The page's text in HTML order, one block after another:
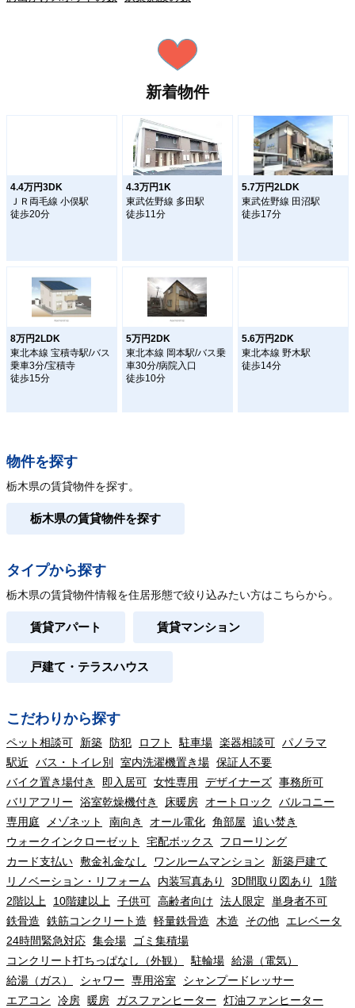
新着物件
4.4万円3DK
ＪＲ両毛線 小俣駅
徒歩20分
4.3万円1K
東武佐野線 多田駅
徒歩11分
5.7万円2LDK
東武佐野線 田沼駅
徒歩17分
8万円2LDK
東北本線 宝積寺駅/バス
乗車3分/宝積寺
徒歩15分
5万円2DK
東北本線 岡本駅/バス乗
車30分/病院入口
徒歩10分
5.6万円2DK
東北本線 野木駅
徒歩14分
物件を探す
栃木県の賃貸物件を探す。
栃木県の賃貸物件を探す
タイプから探す
栃木県の賃貸物件情報を住居形態で絞り込みたい方はこちらから。
賃貸アパート 賃貸マンション
戸建て・テラスハウス
こだわりから探す
ペット相談可 新築 防犯 ロフト 駐車場 楽器相談可 パノラマ
駅近
バス・トイレ別 室内洗濯機置き場 保証人不要
バイク置き場付き
即入居可 女性専用 デザイナーズ 事務所可
バリアフリー
浴室乾燥機付き 床暖房 オートロック
バルコニー
専用庭
メゾネット 南向き オール電化 角部屋
追い焚き
ウォークインクローゼット
宅配ボックス
フローリング
カード支払い 敷金礼金なし ワンルームマンション
新築戸建て
リノベーション・リフォーム
内装写真あり 3D間取り図あり
1階
2階以上
10階建以上 子供可 高齢者向け 法人限定
単身者不可
鉄骨造
鉄筋コンクリート造 軽量鉄骨造 木造 その他
エレベータ
24時間緊急対応 集会場
ゴミ集積場
コンクリート打ちっぱなし（外観）
駐輪場 給湯（電気）
給湯（ガス）
シャワー 専用浴室
シャンプードレッサー
エアコン
冷房 暖房 ガスファンヒーター
灯油ファンヒーター